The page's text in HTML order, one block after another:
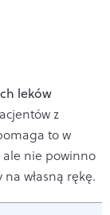
leków
z
to w
nie powinno
na własną rękę.